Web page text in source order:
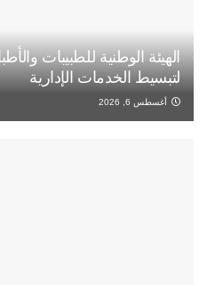
الهيئة الوطنية للطبيبات
لتبسيط الخدمات الإدارية
أغسطس 6, 2026